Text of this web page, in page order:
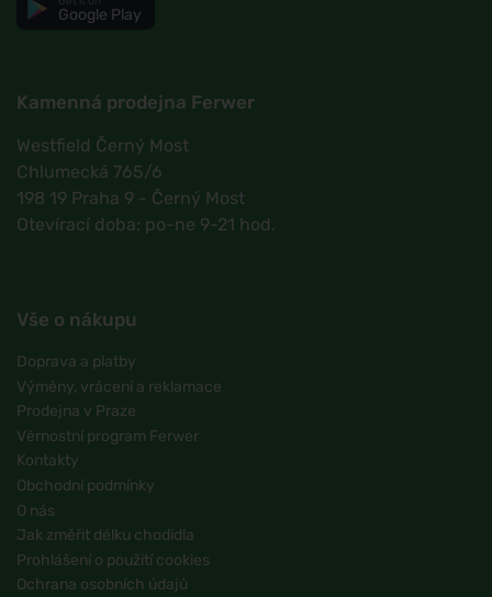
Google Play
Kamenná prodejna Ferwer
Westfield Černý Most
Chlumecká 765/6
198 19 Praha 9 - Černý Most
Otevírací doba: po-ne 9-21 hod.
Vše o nákupu
Doprava a platby
Výměny, vrácení a reklamace
Prodejna v Praze
Věrnostní program Ferwer
Kontakty
Obchodní podmínky
O nás
Jak změřit délku chodidla
Prohlášení o použití cookies
Ochrana osobních údajů